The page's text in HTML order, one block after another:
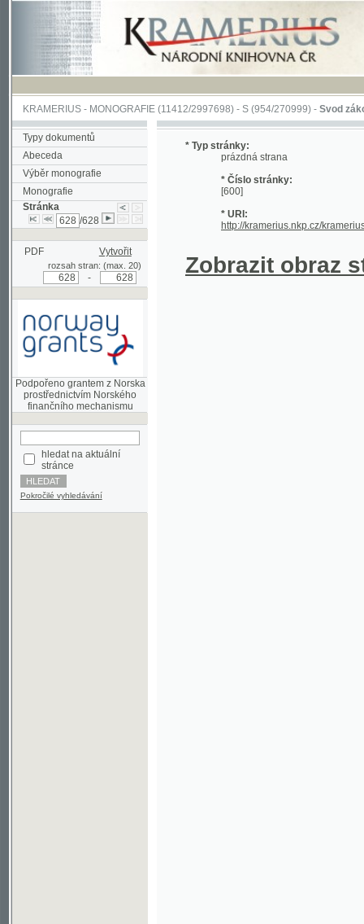
KRAMERIUS-MONOGRAFIE(11412/2997698) -S (954/270999)-Svod zákonův
Typy dokumentů
Abeceda
Výběr monografie
Monografie
Stránka
/628
PDF Vytvořit
rozsah stran: (max. 20)
Podpořeno grantem z Norska
prostřednictvím Norského
hledat na aktuální
stránce
Pokročilé vyhledávání
* Typ stránky:
prázdná strana
* Číslo stránky:
* URI: